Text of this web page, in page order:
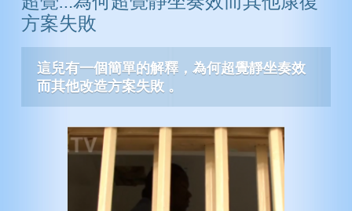
一般健康
膽固醇
糖尿病
智力
方案失敗
這兒有一個簡單的解釋，為何超覺靜坐奏效
而其他改造方案失敗 。